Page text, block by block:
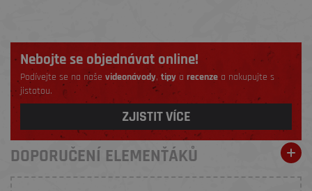
Nebojte se objednávat online!
Podívejte se na naše videonávody,tipy a recenzea nakupujte s
jistotou.
ZJISTIT VÍCE
DOPORUČENÍ ELEMENŤÁKŮ